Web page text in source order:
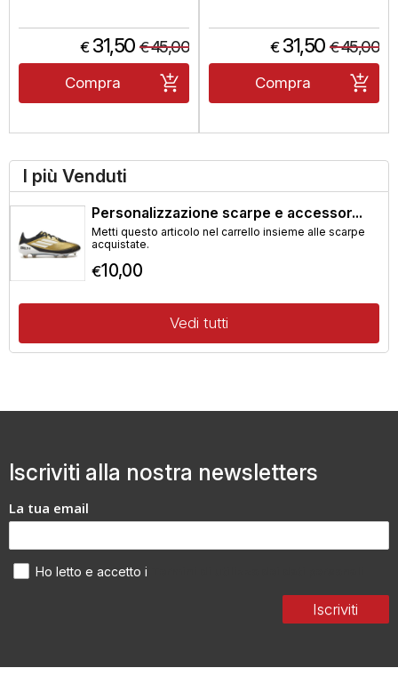
€ 31,50 €45,00
Compra
€ 31,50 €45,00
Compra
I più Venduti
Personalizzazione scarpe e accessor...
Metti questo articolo nel carrello insieme alle scarpe
acquistate.
€10,00
Vedi tutti
Iscriviti alla nostra newsletters
La tua email
Iscriviti
Ho letto e accetto i